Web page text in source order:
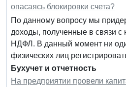
опасаясь блокировки счета?
По данному вопросу мы
доходы, полученные в связи
НДФЛ. В данный момент ни
физических лиц
Бухучет и отчетность
На предприятии провели